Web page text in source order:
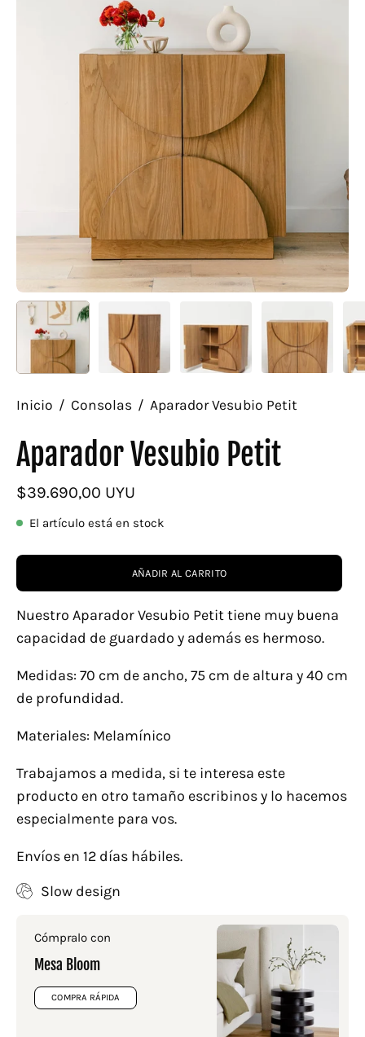
Inicio / Consolas / Aparador Vesubio Petit
Aparador Vesubio Petit
$39.690,00 UYU
El artículo está en stock
AÑADIR AL CARRITO
Nuestro Aparador Vesubio Petit tiene muy buena
capacidad de guardado y además es hermoso.
Medidas: 70 cm de ancho, 75 cm de altura y 40 cm
de profundidad.
Materiales: Melamínico
Trabajamos a medida, si te interesa este
producto en otro tamaño escribinos y lo hacemos
especialmente para vos.
Envíos en 12 días hábiles.
Slow design
Cómpralo con
Mesa Bloom
COMPRA RÁPIDA